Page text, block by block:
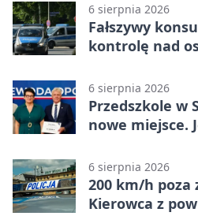
6 sierpnia 2026
Fałszywy
kontrolę nad
6 sierpnia 2026
Przedszkole w
nowe miejsce.
6 sierpnia 2026
200 km/h poza
Kierowca z